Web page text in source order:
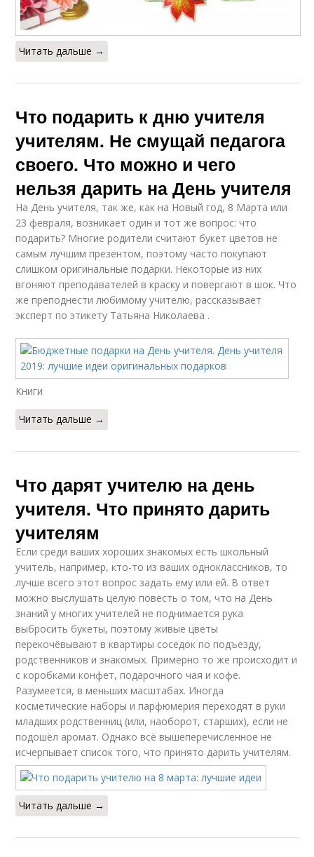
Читать дальше →
Что подарить к дню учителя
учителям. Не смущай педагога
своего. Что можно и чего
нельзя дарить на День учителя
На День учителя, так же, как на Новый год, 8 Марта или
23 февраля, возникает один и тот же вопрос: что
подарить? Многие родители считают букет цветов не
самым лучшим презентом, поэтому часто покупают
слишком оригинальные подарки. Некоторые из них
вгоняют преподавателей в краску и повергают в шок. Что
же преподнести любимому учителю, рассказывает
эксперт по этикету Татьяна Николаева .
Книги
Читать дальше →
Что дарят учителю на день
учителя. Что принято дарить
учителям
Если среди ваших хороших знакомых есть школьный
учитель, например, кто-то из ваших одноклассников, то
лучше всего этот вопрос задать ему или ей. В ответ
можно выслушать целую повесть о том, что на День
знаний у многих учителей не поднимается рука
выбросить букеты, поэтому живые цветы
перекочёвывают в квартиры соседок по подъезду,
родственников и знакомых. Примерно то же происходит и
с коробками конфет, подарочного чая и кофе.
Разумеется, в меньших масштабах. Иногда
косметические наборы и парфюмерия переходят в руки
младших родственниц (или, наоборот, старших), если не
подошёл аромат. Однако всё вышеперечисленное не
исчерпывает список того, что принято дарить учителям.
Читать дальше →